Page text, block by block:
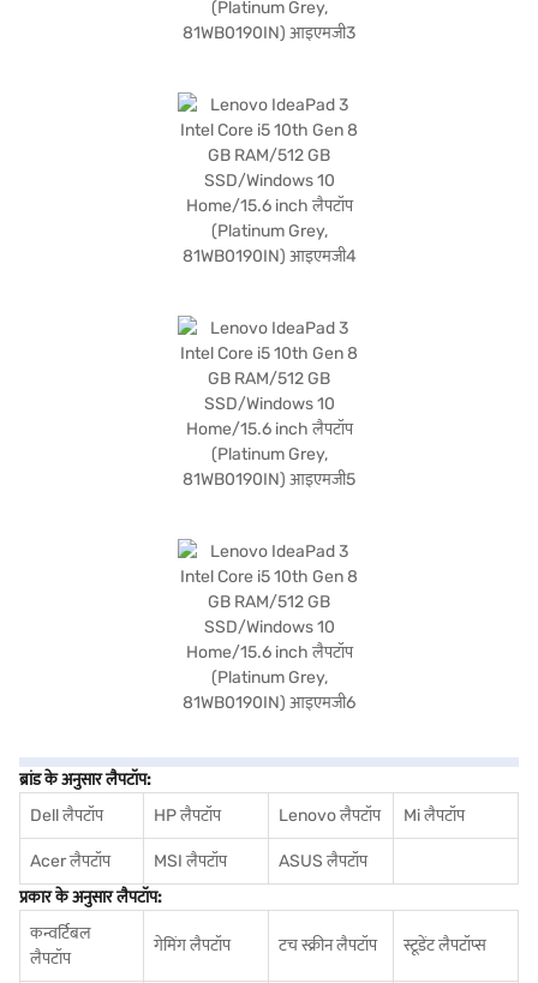
ब्रांड के अनुसार लैपटॉप:
Dell लैपटॉप
HP लैपटॉप Lenovo लैपटॉप Mi लैपटॉप
Acer लैपटॉप MSI लैपटॉप
ASUS लैपटॉप
प्रकार के अनुसार लैपटॉप:
कन्वर्टिबल
लैपटॉप
गेमिंग लैपटॉप टच स्क्रीन लैपटॉप स्टूडेंट लैपटॉप्स